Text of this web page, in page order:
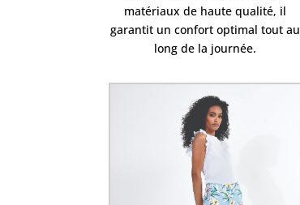
matériaux de haute qualité, il
garantit un confort optimal tout au
long de la journée.